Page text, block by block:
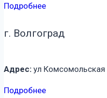
Подробнее
г. Волгоград
Адрес: ул Комсомольская
Подробнее